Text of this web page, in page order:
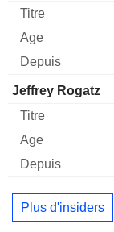
Jeffrey Rogatz
Plus d'insiders